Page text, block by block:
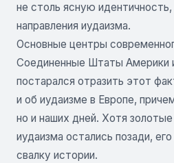
не столь ясную
направления иудаизма.
Основные центры
Соединенные Штаты Америки
постарался отразить этот
и об иудаизме в Европе,
но и наших дней. Хотя
иудаизма остались позади,
свалку истории.